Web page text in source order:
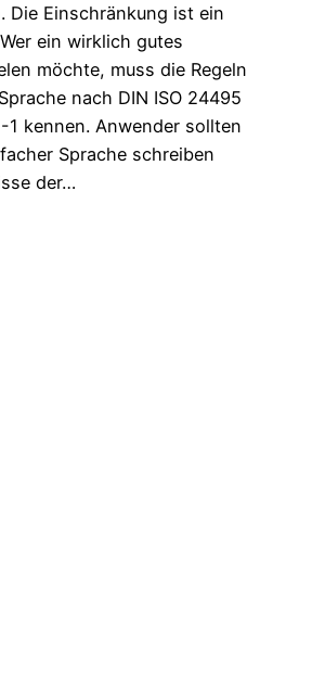
Die Einschränkung ist ein
ein wirklich gutes
möchte, muss die Regeln
nach DIN ISO 24495
1 kennen. Anwender sollten
Sprache schreiben
der…